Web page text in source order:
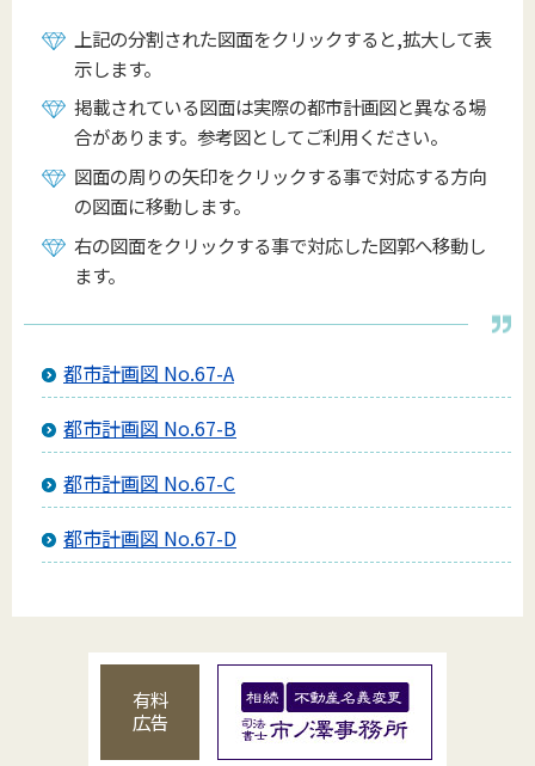
上記の分割された図面をクリックすると,拡大して表
示します。
掲載されている図面は実際の都市計画図と異なる場
合があります。参考図としてご利用ください。
図面の周りの矢印をクリックする事で対応する方向
の図面に移動します。
右の図面をクリックする事で対応した図郭へ移動し
ます。
都市計画図 No.67-A
都市計画図 No.67-B
都市計画図 No.67-C
都市計画図 No.67-D
有料
広告